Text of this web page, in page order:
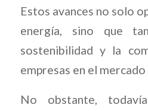
Estos avances no solo
energía, sino que
sostenibilidad y la
empresas en el
No obstante,